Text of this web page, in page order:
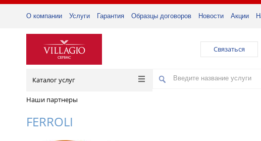
О компании Услуги Гарантия Образцы договоров Новости Акции
Связаться
Каталог услуг
Наши партнеры
FERROLI